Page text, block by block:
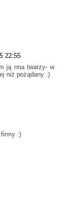
22:55
ją nna twarzy- w
niż pożądany :)
:)